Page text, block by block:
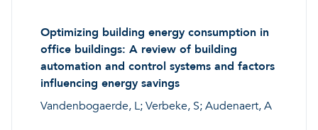
Optimizing building energy consumption in
office buildings: A review of building
automation and control systems and factors
influencing energy savings
Vandenbogaerde, L; Verbeke, S; Audenaert, A